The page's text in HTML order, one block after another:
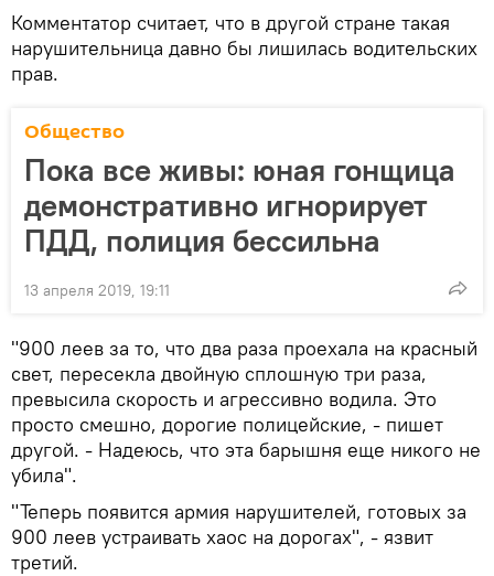
Комментатор считает, что в другой стране такая
нарушительница давно бы лишилась водительских
прав.
Общество
Пока все живы: юная гонщица
демонстративно игнорирует
ПДД, полиция бессильна
13 апреля 2019, 19:11
"900 леев за то, что два раза проехала на красный
свет, пересекла двойную сплошную три раза,
превысила скорость и агрессивно водила. Это
просто смешно, дорогие полицейские, - пишет
другой. - Надеюсь, что эта барышня еще никого не
убила".
"Теперь появится армия нарушителей, готовых за
900 леев устраивать хаос на дорогах", - язвит
третий.